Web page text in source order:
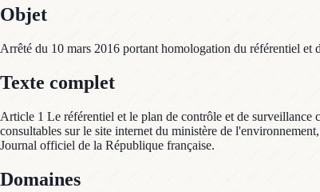
Objet
Arrêté du 10 mars 2016 portant homologation du référentiel
Texte complet
Article 1 Le référentiel et le plan de contrôle et de surveillance
consultables sur le site internet du ministère de
Journal officiel de la République française.
Domaines